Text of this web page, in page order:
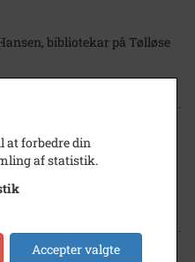
bibliotekar på Tølløse
Kommunes
01.04.1993.
at forbedre din
af statistik.
Accepter valgte